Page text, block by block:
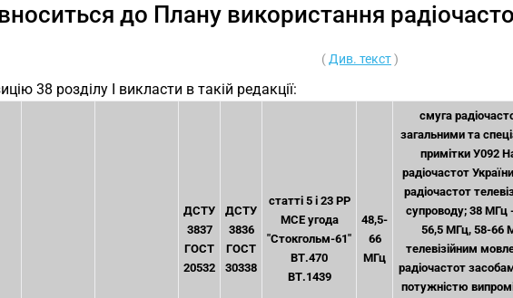
до Плану використання
( Див. текст)
38 розділу I викласти в такій редакції:
ДСТУ
3837
ГОСТ
20532
ДСТУ
3836
ГОСТ
30338
статті 5 і 23 РР
МСЕ угода
"Стокгольм-61"
ВТ.470
ВТ.1439
48,5-
66
МГц
смуга
загальними та
примітки У092
радіочастот
радіочастот
супроводу; 38 МГц
56,5 МГц, 58-66
телевізійним
радіочастот
потужністю